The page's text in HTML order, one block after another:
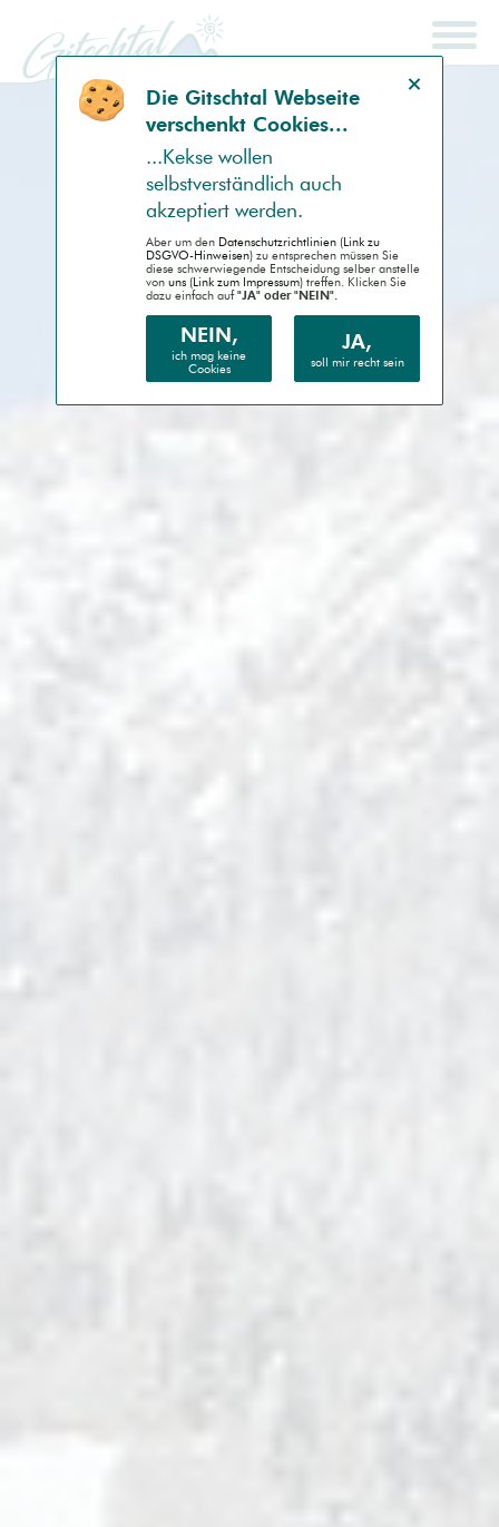
Handheld (PDA)
Barrierefrei (AA)
Die Gitsch­tal Web­seite
ver­schenkt Coo­kies...
...Kek­se wollen
selbst­ver­ständlich auch
akzep­tiert werden.
Aber um den Daten­schutz­richtlinien (Link zu
DSGVO-Hinweisen) zu entsprechen müssen Sie
diese schwer­wiegende Entscheidung selber anstelle
von uns (Link zum Impressum) treffen. Klicken Sie
dazu einfach auf"JA" oder "NEIN".
NEIN,
ich mag keine
Cookies
JA,
soll mir recht sein